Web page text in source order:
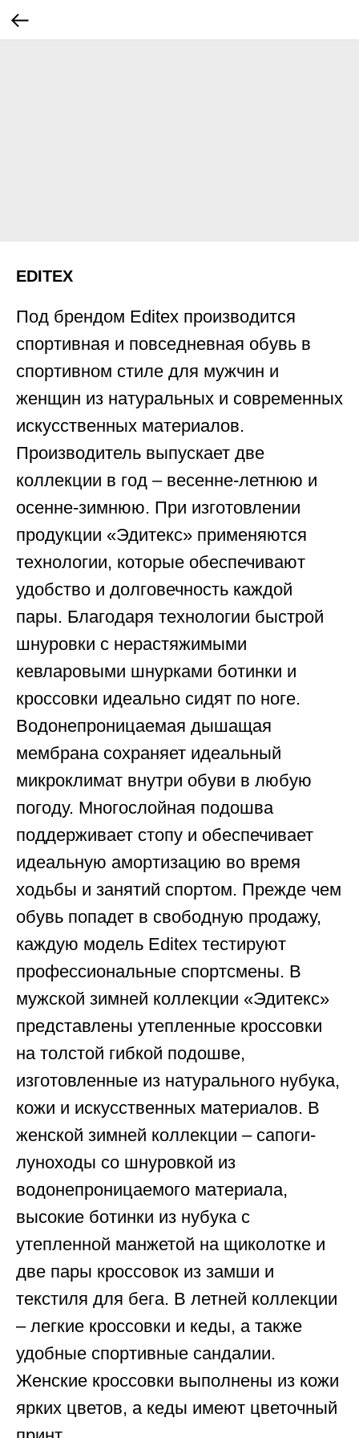
EDITEX
Под брендом Editex производится
спортивная и повседневная обувь в
спортивном стиле для мужчин и
женщин из натуральных и современных
искусственных материалов.
Производитель выпускает две
коллекции в год – весенне-летнюю и
осенне-зимнюю. При изготовлении
продукции «Эдитекс» применяются
технологии, которые обеспечивают
удобство и долговечность каждой
пары. Благодаря технологии быстрой
шнуровки с нерастяжимыми
кевларовыми шнурками ботинки и
кроссовки идеально сидят по ноге.
Водонепроницаемая дышащая
мембрана сохраняет идеальный
микроклимат внутри обуви в любую
погоду. Многослойная подошва
поддерживает стопу и обеспечивает
идеальную амортизацию во время
ходьбы и занятий спортом. Прежде чем
обувь попадет в свободную продажу,
каждую модель Editex тестируют
профессиональные спортсмены. В
мужской зимней коллекции «Эдитекс»
представлены утепленные кроссовки
на толстой гибкой подошве,
изготовленные из натурального нубука,
кожи и искусственных материалов. В
женской зимней коллекции – сапоги-
луноходы со шнуровкой из
водонепроницаемого материала,
высокие ботинки из нубука с
утепленной манжетой на щиколотке и
две пары кроссовок из замши и
текстиля для бега. В летней коллекции
– легкие кроссовки и кеды, а также
удобные спортивные сандалии.
Женские кроссовки выполнены из кожи
ярких цветов, а кеды имеют цветочный